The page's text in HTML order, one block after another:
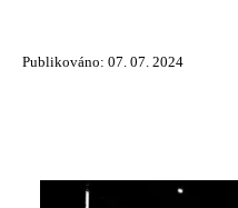
Publikováno: 07. 07. 2024